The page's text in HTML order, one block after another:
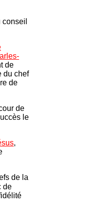
de
du chef
de
de
le
,
de la
de